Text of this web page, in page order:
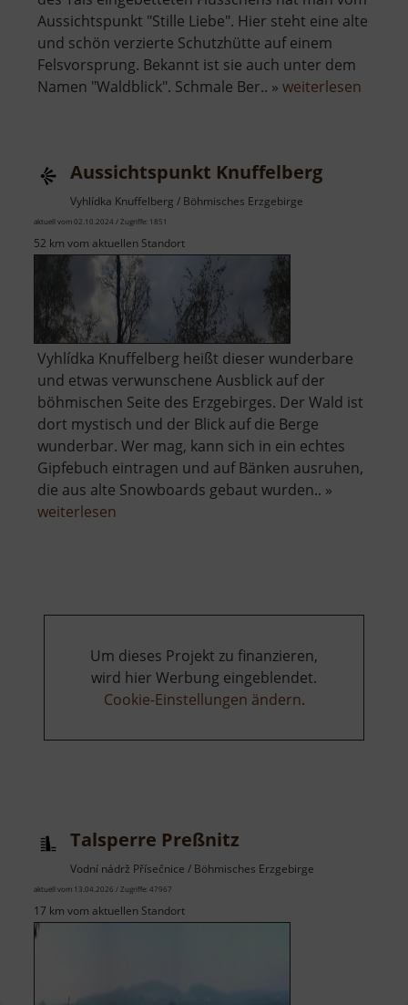
Aussichtspunkt "Stille Liebe". Hier steht eine alte
und schön verzierte Schutzhütte auf einem
Felsvorsprung. Bekannt ist sie auch unter dem
Namen "Waldblick". Schmale Ber.. » weiterlesen
Aussichtspunkt Knuffelberg
Vyhlídka Knuffelberg / Böhmisches Erzgebirge
aktuell vom 02.10.2024 / Zugriffe: 1851
52 km vom aktuellen Standort
Vyhlídka Knuffelberg heißt dieser wunderbare
und etwas verwunschene Ausblick auf der
böhmischen Seite des Erzgebirges. Der Wald ist
dort mystisch und der Blick auf die Berge
wunderbar. Wer mag, kann sich in ein echtes
Gipfebuch eintragen und auf Bänken ausruhen,
die aus alte Snowboards gebaut wurden.. »
weiterlesen
Um dieses Projekt zu finanzieren,
wird hier Werbung eingeblendet.
Cookie-Einstellungen ändern.
Talsperre Preßnitz
Vodní nádrž Přísečnice / Böhmisches Erzgebirge
aktuell vom 13.04.2026 / Zugriffe: 47967
17 km vom aktuellen Standort